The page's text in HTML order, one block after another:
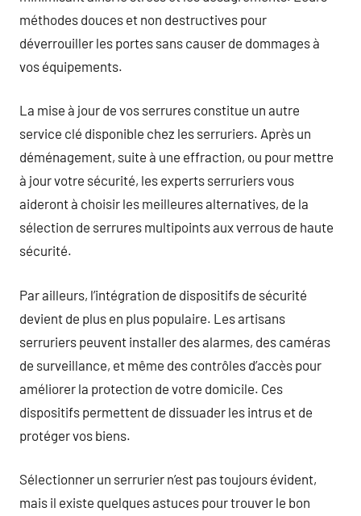
méthodes douces et non destructives pour
déverrouiller les portes sans causer de dommages à
vos équipements.
La mise à jour de vos serrures constitue un autre
service clé disponible chez les serruriers. Après un
déménagement, suite à une effraction, ou pour mettre
à jour votre sécurité, les experts serruriers vous
aideront à choisir les meilleures alternatives, de la
sélection de serrures multipoints aux verrous de haute
sécurité.
Par ailleurs, l’intégration de dispositifs de sécurité
devient de plus en plus populaire. Les artisans
serruriers peuvent installer des alarmes, des caméras
de surveillance, et même des contrôles d’accès pour
améliorer la protection de votre domicile. Ces
dispositifs permettent de dissuader les intrus et de
protéger vos biens.
Sélectionner un serrurier n’est pas toujours évident,
mais il existe quelques astuces pour trouver le bon